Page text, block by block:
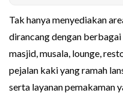
Tak hanya menyediakan
dirancang dengan
masjid, musala, lounge,
pejalan kaki yang ramah
serta layanan pemakaman